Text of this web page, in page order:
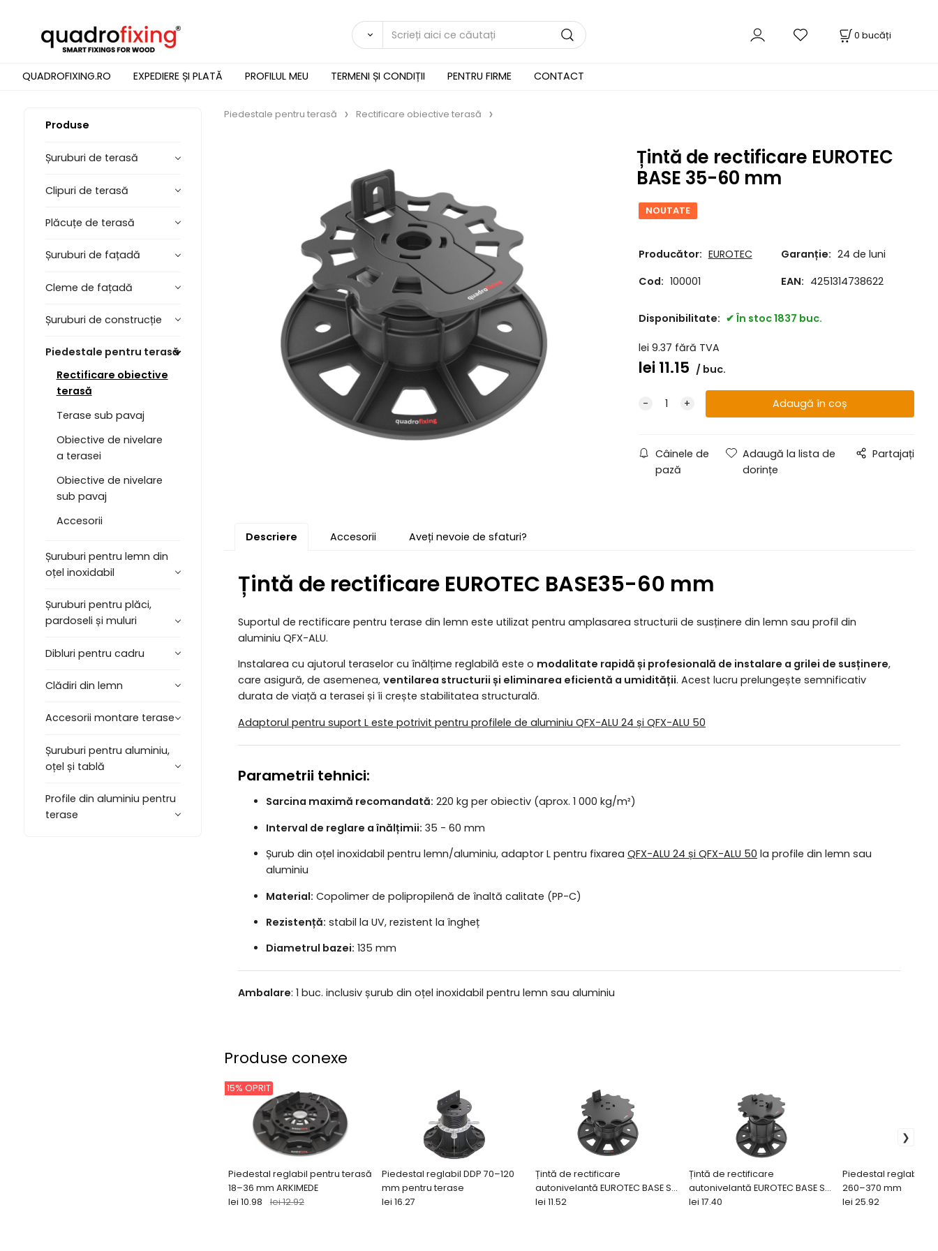
0 bucăți
QUADROFIXING.RO EXPEDIERE ȘI PLATĂ PROFILUL MEU TERMENI ȘI CONDIȚII PENTRU FIRME CONTACT
Produse
Șuruburi de terasă
Clipuri de terasă
Plăcuțe de terasă
Șuruburi de fațadă
Cleme de fațadă
Șuruburi de construcție
Piedestale pentru terasă
Rectificare obiective
terasă
Terase sub pavaj
Obiective de nivelare
a terasei
Obiective de nivelare
sub pavaj
Accesorii
Șuruburi pentru lemn din
oțel inoxidabil
Șuruburi pentru plăci,
pardoseli și muluri
Dibluri pentru cadru
Clădiri din lemn
Accesorii montare terase
Șuruburi pentru aluminiu,
oțel și tablă
Profile din aluminiu pentru
terase
Piedestale pentru terasă Rectificare obiective terasă
Țintă de rectificare EUROTEC
BASE 35-60 mm
NOUTATE
Producător: EUROTEC Garanție: 24 de luni
Cod: 100001 EAN: 4251314738622
Disponibilitate: În stoc 1837 buc.
lei 9.37 fără TVA
lei11.15 buc.
Câinele de
pază
Adaugă la lista de
dorințe
Partajați
Descriere Accesorii Aveți nevoie de sfaturi?
Țintă de rectificare EUROTEC BASE35-60 mm
Suportul de rectificare pentru terase din lemn este utilizat pentru amplasarea structurii de susținere din lemn sau profil din
aluminiu QFX-ALU.
Instalarea cu ajutorul teraselor cu înălțime reglabilă este o modalitate rapidă și profesională de instalare a grilei de susținere,
care asigură, de asemenea, ventilarea structurii și eliminarea eficientă a umidității. Acest lucru prelungește semnificativ
durata de viață a terasei și îi crește stabilitatea structurală.
Adaptorul pentru suport L este potrivit pentru profilele de aluminiu QFX-ALU 24 și QFX-ALU 50
Parametrii tehnici:
Sarcina maximă recomandată: 220 kg per obiectiv (aprox. 1 000 kg/m²)
Interval de reglare a înălțimii: 35 - 60 mm
Șurub din oțel inoxidabil pentru lemn/aluminiu, adaptor L pentru fixarea QFX-ALU 24 și QFX-ALU 50 la profile din lemn sau
aluminiu
Material: Copolimer de polipropilenă de înaltă calitate (PP-C)
Rezistență: stabil la UV, rezistent la îngheț
Diametrul bazei: 135 mm
Ambalare: 1 buc. inclusiv șurub din oțel inoxidabil pentru lemn sau aluminiu
Produse conexe
Piedestal reglabil pentru terasă
18–36 mm ARKIMEDE
15% OPRIT
lei 10.98 lei 12.92
Piedestal reglabil DDP 70–120
mm pentru terase
lei 16.27
Țintă de rectificare
autonivelantă EUROTEC BASE SL
42-67 mm
lei 11.52
Țintă de rectificare
autonivelantă EUROTEC BASE SL
67-117 mm pentru profil de
lei 17.40
Piedestal reglabil
260–370 mm
lei 25.92